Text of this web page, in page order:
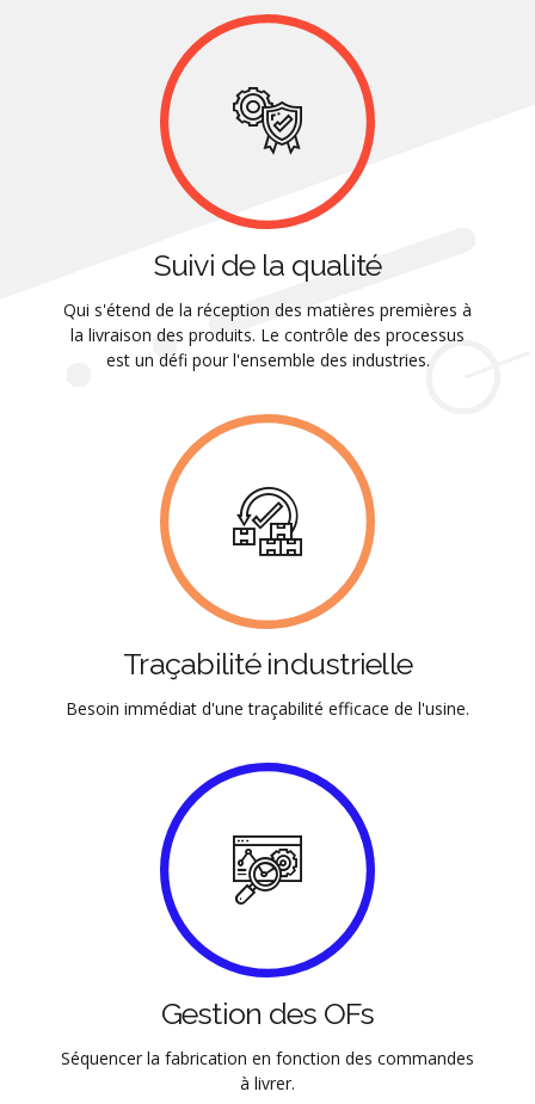
Suivi de la qualité
Qui s'étend de la réception des matières premières à
la livraison des produits. Le contrôle des processus
est un défi pour l'ensemble des industries.
Traçabilité industrielle
Besoin immédiat d'une traçabilité efficace de l'usine.
Gestion des OFs
Séquencer la fabrication en fonction des commandes
à livrer.